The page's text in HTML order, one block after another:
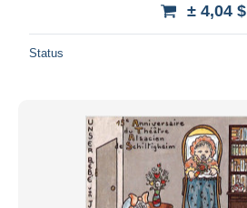
± 4,04 $
Status